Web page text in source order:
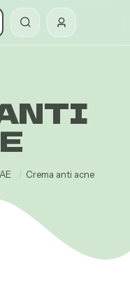
/ Crema anti acne